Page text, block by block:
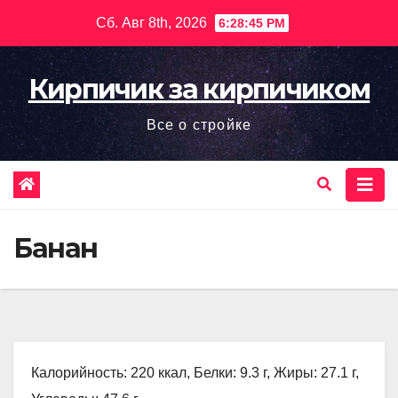
содержимому
Сб. Авг 8th, 2026 6:28:46 PM
Кирпичик за кирпичиком
Все о стройке
Банан
Калорийность: 220 ккал, Белки: 9.3 г, Жиры: 27.1 г,